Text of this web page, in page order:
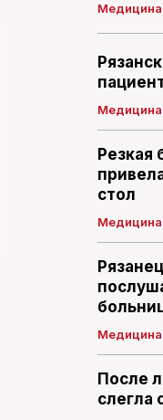
Медицина
Медицина
Резкая
стол
Медицина
Медицина
После
слегла